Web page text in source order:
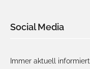
Social Media
Immer aktuell informiert